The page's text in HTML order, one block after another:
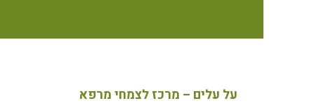
על עלים – מרכז לצמחי מרפא